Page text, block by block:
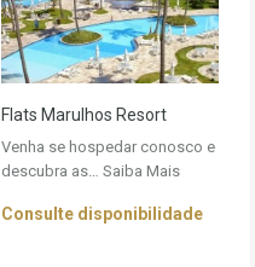
Flats Marulhos Resort
Venha se hospedar conosco e
descubra as… Saiba Mais
Consulte disponibilidade